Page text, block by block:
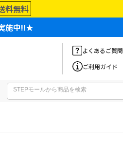
料無料
施中!!★
よくあるご質問
ご利用ガイド